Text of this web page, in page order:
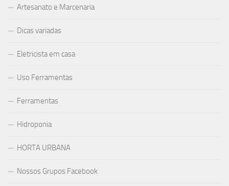
Artesanato e Marcenaria
Dicas variadas
Eletricista em casa
Uso Ferramentas
Ferramentas
Hidroponia
HORTA URBANA
Nossos Grupos Facebook